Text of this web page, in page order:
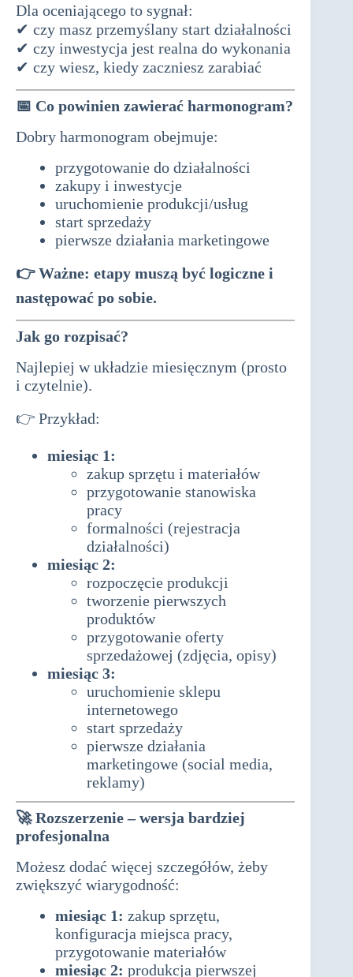
Dla oceniającego to sygnał:
✔ czy masz przemyślany start działalności
✔ czy inwestycja jest realna do wykonania
✔ czy wiesz, kiedy zaczniesz zarabiać
📅 Co powinien zawierać harmonogram?
Dobry harmonogram obejmuje:
przygotowanie do działalności
zakupy i inwestycje
uruchomienie produkcji/usług
start sprzedaży
pierwsze działania marketingowe
👉 Ważne: etapy muszą być logiczne i
następować po sobie.
Jak go rozpisać?
Najlepiej w układzie miesięcznym (prosto
i czytelnie).
👉 Przykład:
miesiąc 1:
zakup sprzętu i materiałów
przygotowanie stanowiska
pracy
formalności (rejestracja
działalności)
miesiąc 2:
rozpoczęcie produkcji
tworzenie pierwszych
produktów
przygotowanie oferty
sprzedażowej (zdjęcia, opisy)
miesiąc 3:
uruchomienie sklepu
internetowego
start sprzedaży
pierwsze działania
marketingowe (social media,
reklamy)
🚀Rozszerzenie – wersja bardziej
profesjonalna
Możesz dodać więcej szczegółów, żeby
zwiększyć wiarygodność:
miesiąc 1: zakup sprzętu,
konfiguracja miejsca pracy,
przygotowanie materiałów
miesiąc 2: produkcja pierwszej